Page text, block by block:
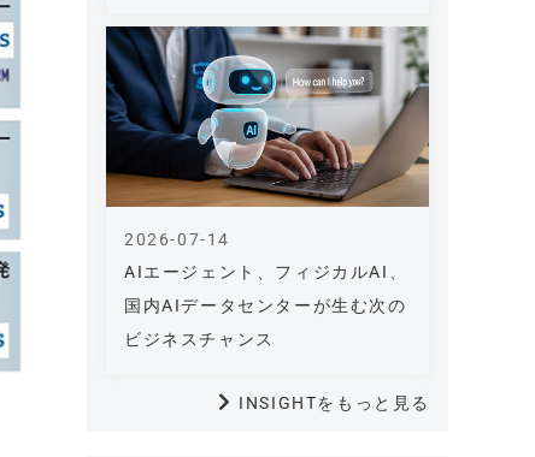
AIエージェント、フィジカルAI、
国内AIデータセンターが生む次の
ビジネスチャンス
2026-07-14
INSIGHTをもっと見る